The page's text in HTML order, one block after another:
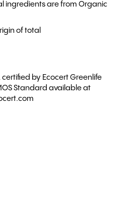
ingredients are from Organic
of total
certified by Ecocert Greenlife
Standard available at